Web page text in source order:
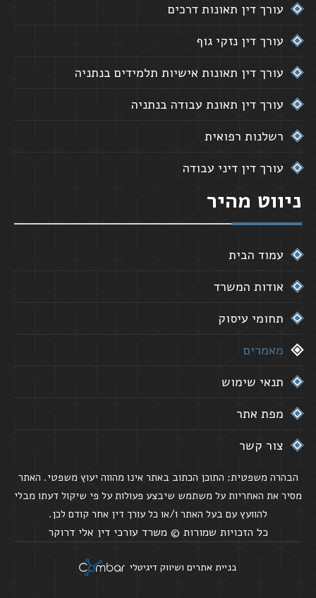
עורך דין תאונות דרכים
עורך דין נזקי גוף
עורך דין תאונות אישיות תלמידים בנתניה
עורך דין תאונת עבודה בנתניה
רשלנות רפואית
עורך דין דיני עבודה
ניווט מהיר
עמוד הבית
אודות המשרד
תחומי עיסוק
מאמרים
תנאי שימוש
מפת אתר
צור קשר
הבהרה משפטית: התוכן הכתוב באתר אינו מהווה יעוץ משפטי. האתר
מסיר את האחריות על משתמש שיבצע פעולות על פי שיקול דעתו מבלי
להוועץ עם בעל האתר ו/או כל עורך דין אחר קודם לכן.
כל הזכויות שמורות © משרד עורכי דין אלי דרוקר
בניית אתרים ושיווק דיגיטלי